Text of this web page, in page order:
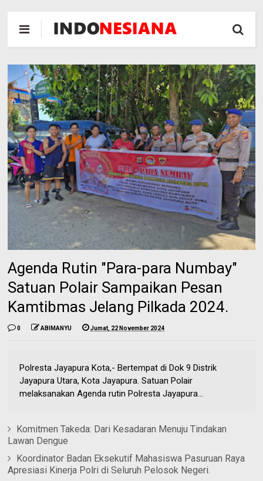
Agenda Rutin "Para-para Numbay"
Satuan Polair Sampaikan Pesan
Kamtibmas Jelang Pilkada 2024.
0 ABIMANYU Jumat, 22 November 2024
Polresta Jayapura Kota,- Bertempat di Dok 9 Distrik
Jayapura Utara, Kota Jayapura. Satuan Polair
melaksanakan Agenda rutin Polresta Jayapura...
Komitmen Takeda: Dari Kesadaran Menuju Tindakan
Lawan Dengue
Koordinator Badan Eksekutif Mahasiswa Pasuruan Raya
Apresiasi Kinerja Polri di Seluruh Pelosok Negeri.